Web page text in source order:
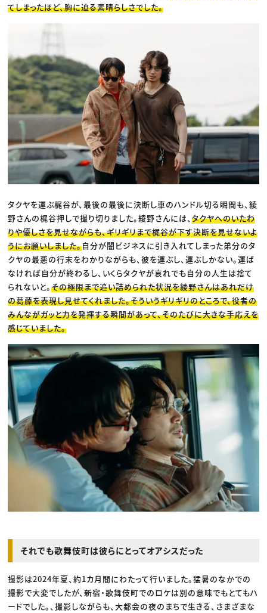
てしまったほど、胸に迫る素晴らしさでした。
タクヤを運ぶ梶谷が、最後の最後に決断し車のハンドル切る瞬間も、綾
野さんの梶谷押しで撮り切りました。綾野さんには、タクヤへのいたわ
りや優しさを見せながらも、ギリギリまで梶谷が下す決断を見せないよ
うにお願いしました。自分が闇ビジネスに引き入れてしまった弟分のタ
クヤの最悪の行末をわかりながらも、彼を運ぶし、運ぶしかない。運ば
なければ自分が終わるし、いくらタクヤが哀れでも自分の人生は捨て
られないと。その極限まで追い詰められた状況を綾野さんはあれだけ
の葛藤を表現し見せてくれました。そういうギリギリのところで、役者の
みんながガッと力を発揮する瞬間があって、そのたびに大きな手応えを
感じていました。
それでも歌舞伎町は彼らにとってオアシスだった
撮影は2024年夏、約1カ月間にわたって行いました。猛暑のなかでの
撮影で大変でしたが、新宿・歌舞伎町でのロケは別の意味でもとてもハ
ードでした。、撮影しながらも、大都会の夜のまちで生きる、さまざまな